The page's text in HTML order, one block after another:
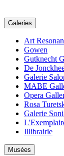
Galeries
Art
Gowen
Gutknecht
De
Galerie
MABE
Opera
Rosa
Galerie
Illibrairie
Musées